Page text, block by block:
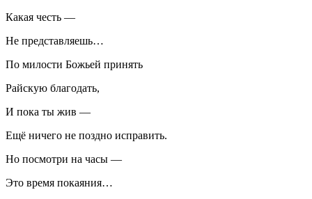
Какая честь —
Не представляешь…
По милости Божьей принять
Райскую благодать,
И пока ты жив —
Ещё ничего не поздно исправить.
Но посмотри на часы —
Это время покаяния…